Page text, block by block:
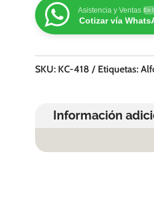
Asistencia y Ventas En
Cotizar vía
SKU: KC-418 Etiquetas:
Información